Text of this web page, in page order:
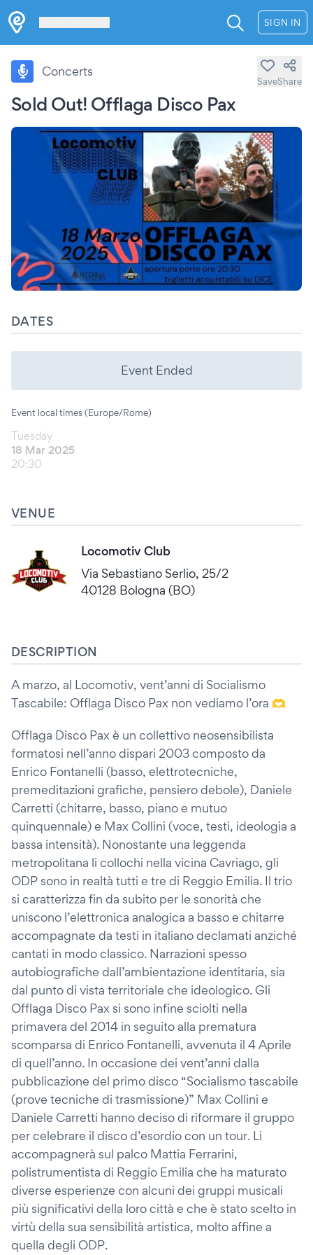
SIGN IN
Sold Out! Offlaga Disco Pax
Concerts
SaveShare
DATES
Event Ended
Event local times (Europe/Rome)
Tuesday
18 Mar 2025
20:30
VENUE
Locomotiv Club
Via Sebastiano Serlio, 25/2
40128 Bologna (BO)
DESCRIPTION
A marzo, al Locomotiv, vent’anni di Socialismo
Tascabile: Offlaga Disco Pax non vediamo l’ora 🫶
Offlaga Disco Pax è un collettivo neosensibilista
formatosi nell’anno dispari 2003 composto da
Enrico Fontanelli (basso, elettrotecniche,
premeditazioni grafiche, pensiero debole), Daniele
Carretti (chitarre, basso, piano e mutuo
quinquennale) e Max Collini (voce, testi, ideologia a
bassa intensità). Nonostante una leggenda
metropolitana li collochi nella vicina Cavriago, gli
ODP sono in realtà tutti e tre di Reggio Emilia. Il trio
si caratterizza fin da subito per le sonorità che
uniscono l’elettronica analogica a basso e chitarre
accompagnate da testi in italiano declamati anziché
cantati in modo classico. Narrazioni spesso
autobiografiche dall’ambientazione identitaria, sia
dal punto di vista territoriale che ideologico. Gli
Offlaga Disco Pax si sono infine sciolti nella
primavera del 2014 in seguito alla prematura
scomparsa di Enrico Fontanelli, avvenuta il 4 Aprile
di quell’anno. In occasione dei vent’anni dalla
pubblicazione del primo disco “Socialismo tascabile
(prove tecniche di trasmissione)” Max Collini e
Daniele Carretti hanno deciso di riformare il gruppo
per celebrare il disco d’esordio con un tour. Li
accompagnerà sul palco Mattia Ferrarini,
polistrumentista di Reggio Emilia che ha maturato
diverse esperienze con alcuni dei gruppi musicali
più significativi della loro città e che è stato scelto in
virtù della sua sensibilità artistica, molto affine a
quella degli ODP.